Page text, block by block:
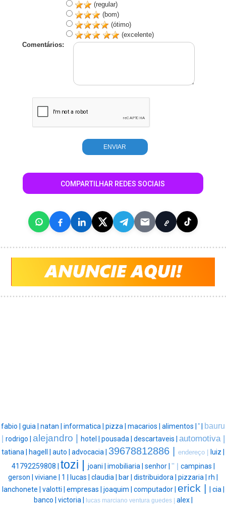
(regular)
(bom)
(ótimo)
(excelente)
Comentários:
COMPARTILHAR REDES SOCIAIS
fabio | guia | natan | informatica | pizza | macarios | alimentos | ' |
bauru
rodrigo | alejandro | hotel | pousada | descartaveis | automotiva |
tatiana | hagell | auto | advocacia | 39678812886 | endereço |
luiz |
41792259808 | tozi | joani | imobiliaria | senhor | '' | campinas |
gerson | viviane | 1 | lucas | claudia | bar | distribuidora | pizzaria | rh |
lanchonete | valotti | empresas | joaquim | computador | erick |
cia |
banco | victoria | lucas marciano ventura guedes | alex |